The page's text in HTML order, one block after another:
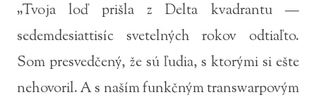
„Tvoja loď prišla z Delta kvadrantu —
sedemdesiattisíc svetelných rokov odtiaľto.
Som presvedčený, že sú ľudia, s ktorými si ešte
nehovoril. A s naším funkčným transwarpovým